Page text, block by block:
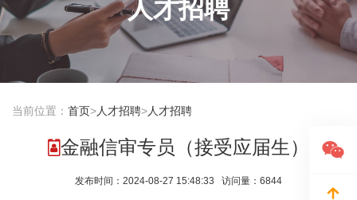
人才招聘
当前位置： 首页>人才招聘>人才招聘
金融信审专员（接受应届生）
发布时间：2024-08-27 15:48:33 访问量：6844